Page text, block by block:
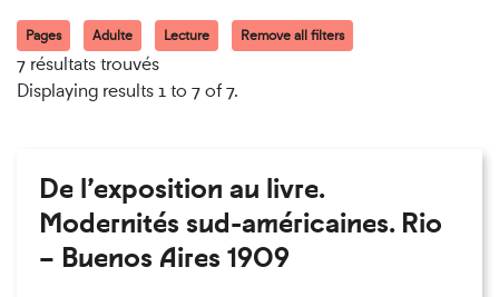
Pages Adulte Lecture Remove all filters
7 résultats trouvés
Displaying results 1 to 7 of 7.
De l’exposition au livre.
Modernités sud-américaines. Rio
– Buenos Aires 1909